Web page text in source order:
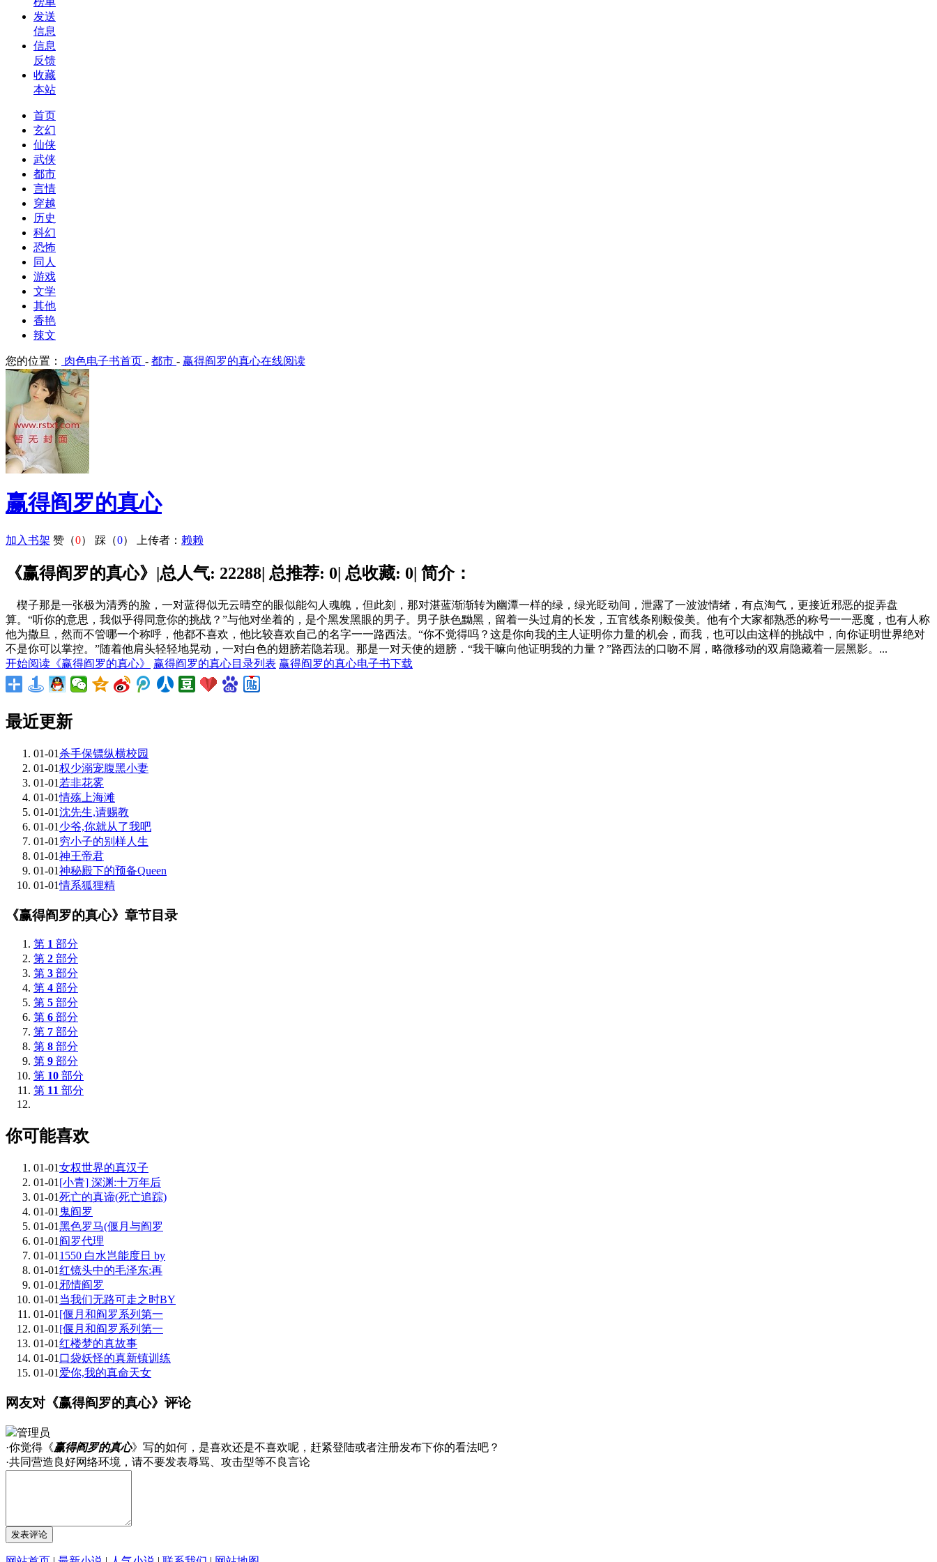
发送
信息
信息
反馈
收藏
本站
首页
玄幻
仙侠
武侠
都市
言情
穿越
历史
科幻
恐怖
同人
游戏
文学
其他
香艳
辣文
您的位置： 肉色电子书首页 - 都市 - 赢得阎罗的真心在线阅读
赢得阎罗的真心
加入书架 赞（0） 踩（0） 上传者： 赖赖
《赢得阎罗的真心》|总人气: 22288| 总推荐: 0| 总收藏: 0| 简介：
楔子那是一张极为清秀的脸，一对蓝得似无云晴空的眼似能勾人魂魄，但此刻，那对湛蓝渐渐转为幽潭一样的绿，绿光眨动间，泄露了一波波情绪，有点淘气，更接近邪恶的捉弄盘
算。“听你的意思，我似乎得同意你的挑战？”与他对坐着的，是个黑发黑眼的男子。男子肤色黝黑，留着一头过肩的长发，五官线条刚毅俊美。他有个大家都熟悉的称号一一恶魔，也有人称
他为撒旦，然而不管哪一个称呼，他都不喜欢，他比较喜欢自己的名字一一路西法。“你不觉得吗？这是你向我的主人证明你力量的机会，而我，也可以由这样的挑战中，向你证明世界绝对
不是你可以掌控。”随着他肩头轻轻地晃动，一对白色的翅膀若隐若现。那是一对天使的翅膀．“我干嘛向他证明我的力量？”路西法的口吻不屑，略微移动的双肩隐藏着一层黑影。...
开始阅读《赢得阎罗的真心》
赢得阎罗的真心目录列表 赢得阎罗的真心电子书下载
最近更新
01-01杀手保镖纵横校园
01-01权少溺宠腹黑小妻
01-01 若非花雾
01-01情殇上海滩
01-01沈先生,请赐教
01-01 少爷,你就从了我吧
01-01 穷小子的别样人生
01-01神王帝君
01-01神秘殿下的预备Queen
01-01情系狐狸精
《赢得阎罗的真心》章节目录
第 1 部分
第 2 部分
第 3 部分
第 4 部分
第 5 部分
第 6 部分
第 7 部分
第 8 部分
第 9 部分
第 10 部分
第 11 部分
你可能喜欢
01-01女权世界的真汉子
01-01 [小青] 深渊:十万年后
01-01死亡的真谛(死亡追踪)
01-01 鬼阎罗
01-01黑色罗马(偃月与阎罗
01-01 阎罗代理
01-01 1550 白水岂能度日 by
01-01红镜头中的毛泽东:再
01-01 邪情阎罗
01-01 当我们无路可走之时BY
01-01 [偃月和阎罗系列第一
01-01 [偃月和阎罗系列第一
01-01红楼梦的真故事
01-01 口袋妖怪的真新镇训练
01-01 爱你,我的真命天女
网友对《赢得阎罗的真心》评论
管理员
·你觉得《赢得阎罗的真心》写的如何，是喜欢还是不喜欢呢，赶紧登陆或者注册发布下你的看法吧？
·共同营造良好网络环境，请不要发表辱骂、攻击型等不良言论